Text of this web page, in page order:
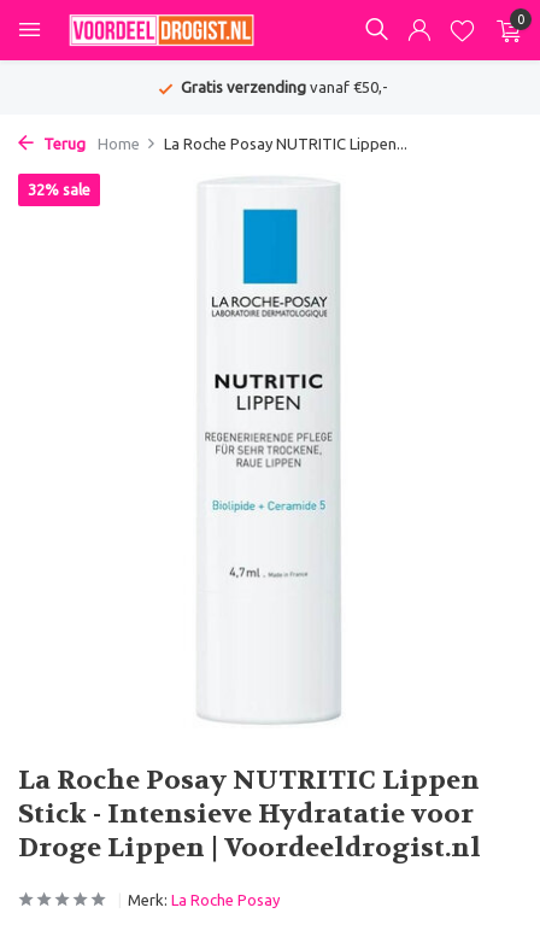
0
Gratis verzendingvanaf €50,-
Terug Home La Roche Posay NUTRITIC Lippen...
La Roche Posay NUTRITIC Lippen
Stick - Intensieve Hydratatie voor
Droge Lippen | Voordeeldrogist.nl
32% sale
Merk: La Roche Posay